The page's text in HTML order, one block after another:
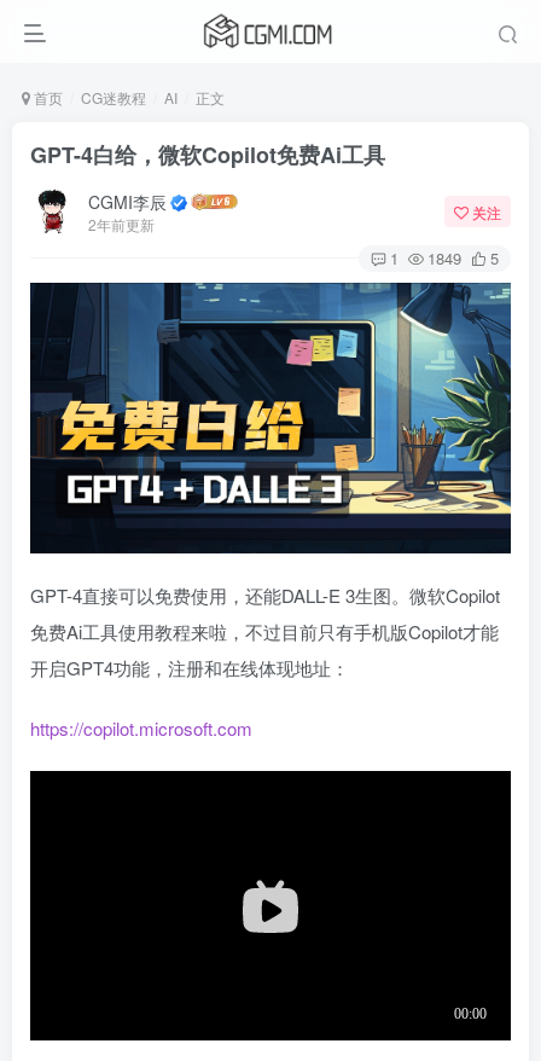
首页 CG迷教程 AI 正文
GPT-4白给，微软Copilot免费Ai工具
CGMI李辰
2年前更新
关注
1 1849 5
GPT-4直接可以免费使用，还能DALL-E 3生图。微软Copilot
免费Ai工具使用教程来啦，不过目前只有手机版Copilot才能
开启GPT4功能，注册和在线体现地址：
https://copilot.microsoft.com